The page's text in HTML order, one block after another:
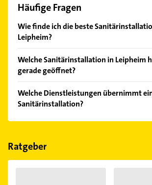
Häufige Fragen
Wie finde ich die beste
Leipheim?
Kundenmeinungen und profitieren Sie
Empfehlungen. Die Suchergebnisse
Welche Sanitärinstallation in Leipheim
gerade geöffnet?
Bitte beachten Sie, dass diese an Sonn-
Feiertagen abweichen können.
Welche Dienstleistungen übernimmt
Sanitärinstallation?
Folgende Leistungen werden
sanitärtechnik.
Ratgeber